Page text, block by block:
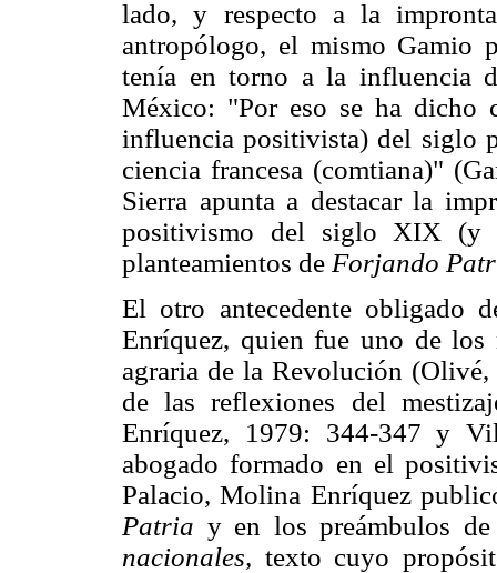
lado, y respecto a la
antropólogo, el mismo Gamio
tenía en torno a la influencia
México: "Por eso se ha dicho
influencia positivista) del siglo
ciencia francesa (comtiana)"
Sierra apunta a destacar la
positivismo del siglo XIX (y
planteamientos de Forjando
El otro antecedente obligado
Enríquez, quien fue uno de
agraria de la Revolución
de las reflexiones del
Enríquez, 1979: 344-347 y
abogado formado en el
Palacio, Molina Enríquez
Patria y en los preámbulos
nacionales, texto cuyo